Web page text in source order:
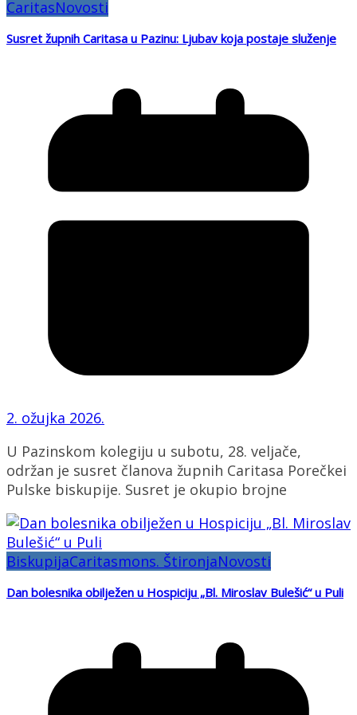
CaritasNovosti
Susret župnih Caritasa u Pazinu: Ljubav koja postaje služenje
2. ožujka 2026.
U Pazinskom kolegiju u subotu, 28. veljače,
održan je susret članova župnih Caritasa Porečkei
Pulske biskupije. Susret je okupio brojne
BiskupijaCaritasmons. ŠtironjaNovosti
Dan bolesnika obilježen u Hospiciju „Bl. Miroslav Bulešić“ u Puli